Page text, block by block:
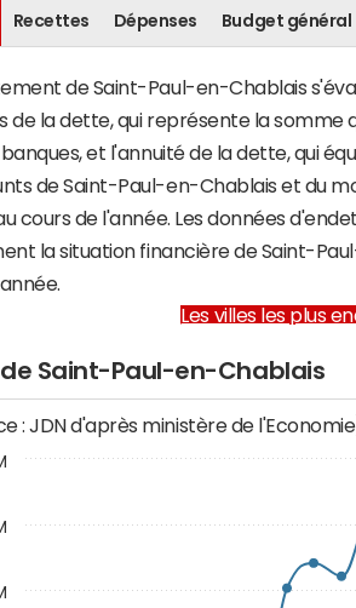
Recettes Dépenses Budget général
de Saint-Paul-en-Chablais
de la dette, qui représente la somme
et l'annuité de la dette, qui
de Saint-Paul-en-Chablais et du
cours de l'année. Les données
la situation financière de Saint-
Les villes les plus
Saint-Paul-en-Chablais
: JDN d'après ministère de